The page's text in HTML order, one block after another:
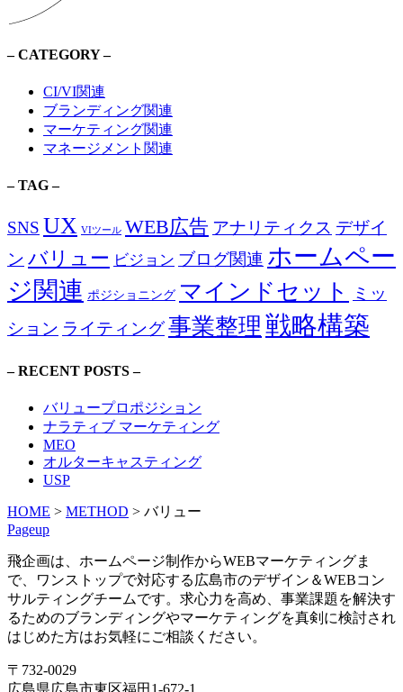
– CATEGORY –
CI/VI関連
ブランディング関連
マーケティング関連
マネージメント関連
– TAG –
SNS UX VIツール WEB広告 アナリティクス デザイ
ン バリュー ビジョン ブログ関連 ホームペー
ジ関連 ポジショニング マインドセット
ミッ
ション ライティング事業整理 戦略構築
– RECENT POSTS –
バリュープロポジション
ナラティブ マーケティング
MEO
オルターキャスティング
USP
HOME > METHOD > バリュー
Pageup
飛企画は、ホームページ制作からWEBマーケティングま
で、ワンストップで対応する広島市のデザイン＆WEBコン
サルティングチームです。求心力を高め、事業課題を解決す
るためのブランディングやマーケティングを真剣に検討され
はじめた方はお気軽にご相談ください。
〒732-0029
広島県広島市東区福田1-672-1